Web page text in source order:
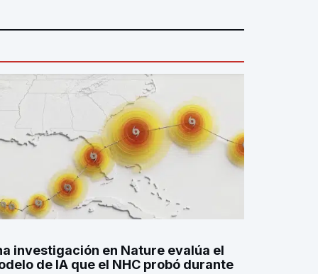
investigación en Nature evalúa el
de IA que el NHC probó durante